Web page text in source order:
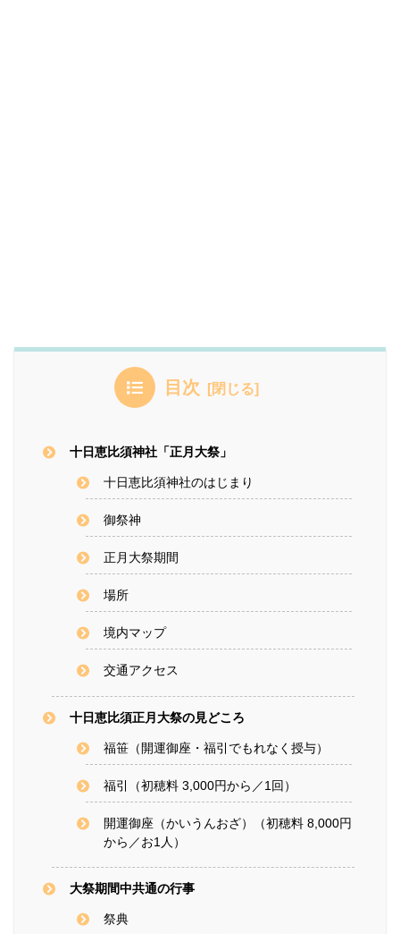
目次
十日恵比須神社「正月大祭」
十日恵比須神社のはじまり
御祭神
正月大祭期間
場所
境内マップ
交通アクセス
十日恵比須正月大祭の見どころ
福笹（開運御座・福引でもれなく授与）
福引（初穂料 3,000円から／1回）
開運御座（かいうんおざ）（初穂料 8,000円
から／お1人）
大祭期間中共通の行事
祭典